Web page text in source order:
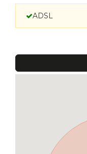
ADSL